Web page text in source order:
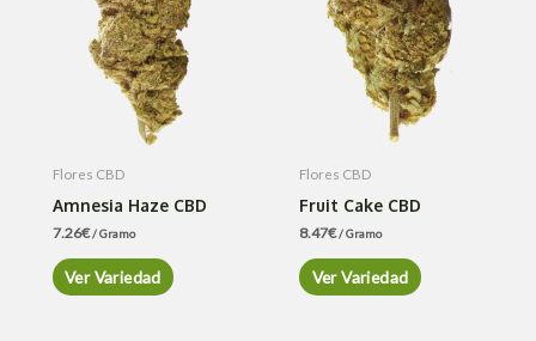
Flores CBD
Amnesia Haze CBD
7.26€/ Gramo
Ver Variedad
Flores CBD
Fruit Cake CBD
8.47€/ Gramo
Ver Variedad